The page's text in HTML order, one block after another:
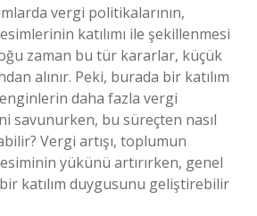
vergi politikalarının,
katılımı ile şekillenmesi
zaman bu tür kararlar, küçük
alınır. Peki, burada bir katılım
daha fazla vergi
savunurken, bu süreçten nasıl
Vergi artışı, toplumun
yükünü artırırken, genel
katılım duygusunu geliştirebilir